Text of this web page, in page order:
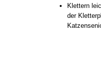
Klettern
der